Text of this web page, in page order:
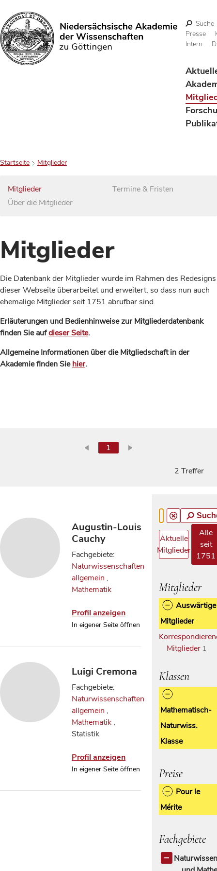
Suchen
Suche
Presse
Intern
Startseite Mitglieder
Mitglieder
Über die Mitglieder
Termine & Fristen
Mitglieder
Die Datenbank der Mitglieder wurde im Rahmen des Redesigns
dieser Webseite überarbeitet und erweitert, so dass nun auch
ehemalige Mitglieder seit 1751 abrufbar sind.
Erläuterungen und Bedienhinweise zur Mitgliederdatenbank
finden Sie aufdieser Seite.
Allgemeine Informationen über die Mitgliedschaft in der
Akademie finden Siehier.
1
2 Treffer
Augustin-Louis
Cauchy
Fachgebiete:
Naturwissenschaften
allgemein ,
Mathematik
Profil anzeigen
In eigener Seite öffnen
Luigi Cremona
Fachgebiete:
Naturwissenschaften
allgemein ,
Mathematik ,
Statistik
Profil anzeigen
In eigener Seite öffnen
Aktuelle
Mitglieder
Alle
seit
1751
Mitglieder
Auswärtige
Mitglieder
Mitglieder 1
Klassen
Mathematisch-
Naturwiss.
Klasse
Preise
Pour le
Mérite
Fachgebiete